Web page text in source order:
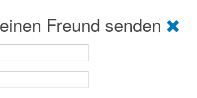
Freund senden